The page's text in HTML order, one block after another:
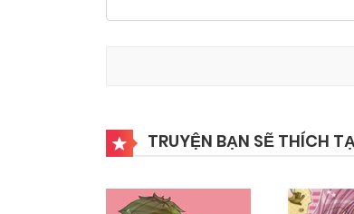
TRUYỆN BẠN SẼ THÍCH